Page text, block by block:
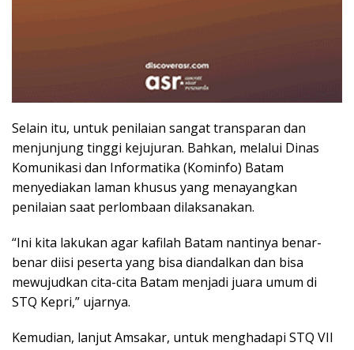
Selain itu, untuk penilaian sangat transparan dan
menjunjung tinggi kejujuran. Bahkan, melalui Dinas
Komunikasi dan Informatika (Kominfo) Batam
menyediakan laman khusus yang menayangkan
penilaian saat perlombaan dilaksanakan.
“Ini kita lakukan agar kafilah Batam nantinya benar-
benar diisi peserta yang bisa diandalkan dan bisa
mewujudkan cita-cita Batam menjadi juara umum di
STQ Kepri,” ujarnya.
Kemudian, lanjut Amsakar, untuk menghadapi STQ VII